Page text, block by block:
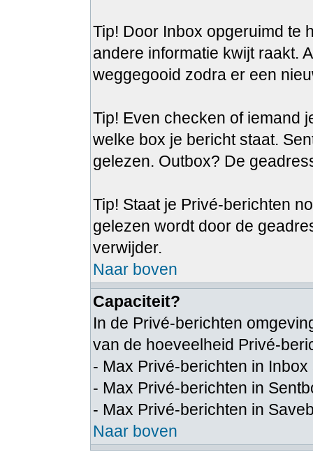
Tip! Door Inbox opgeruimd te
andere informatie kwijt raakt.
weggegooid zodra er een
Tip! Even checken of iemand
welke box je bericht staat.
gelezen. Outbox? De
Tip! Staat je Privé-berichten
gelezen wordt door de
verwijder.
Naar boven
Capaciteit?
In de Privé-berichten
van de hoeveelheid Privé-
- Max Privé-berichten in Inbox
- Max Privé-berichten in
- Max Privé-berichten in
Naar boven